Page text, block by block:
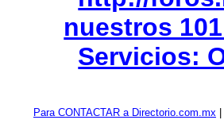
nuestros
Servicios:
Para CONTACTAR a Directorio.com.mx